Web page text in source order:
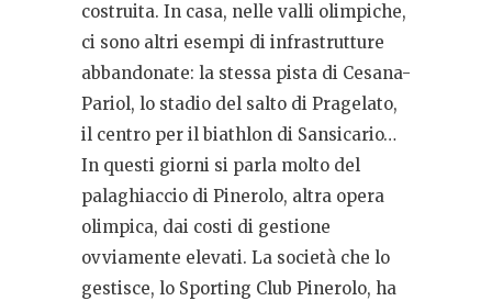
costruita. In casa, nelle valli olimpiche,
ci sono altri esempi di infrastrutture
abbandonate: la stessa pista di Cesana-
Pariol, lo stadio del salto di Pragelato,
il centro per il biathlon di Sansicario…
In questi giorni si parla molto del
palaghiaccio di Pinerolo, altra opera
olimpica, dai costi di gestione
ovviamente elevati. La società che lo
gestisce, lo Sporting Club Pinerolo, ha